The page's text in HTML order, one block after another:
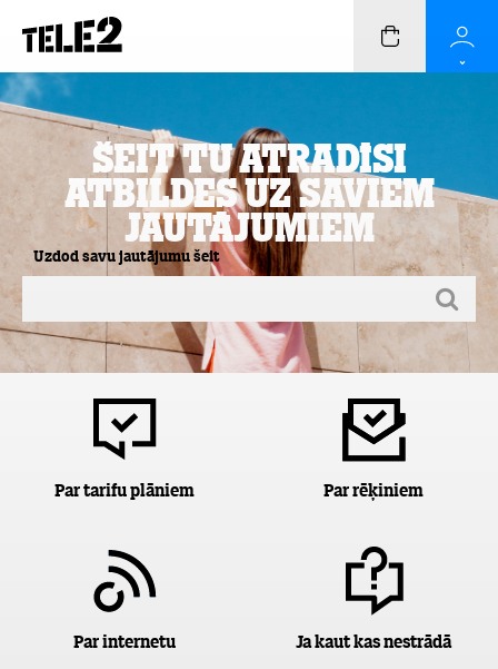
Šeit Tu atradīsi
atbildes uz saviem
jautājumiem
Uzdod savu jautājumu šeit
Par tarifu plāniem Par rēķiniem
Par internetu Ja kaut kas nestrādā